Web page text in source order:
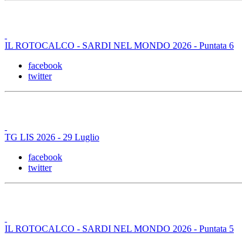
IL ROTOCALCO - SARDI NEL MONDO 2026 - Puntata 6
facebook
twitter
TG LIS 2026 - 29 Luglio
facebook
twitter
IL ROTOCALCO - SARDI NEL MONDO 2026 - Puntata 5